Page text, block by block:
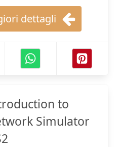
dettagli
to
Simulator